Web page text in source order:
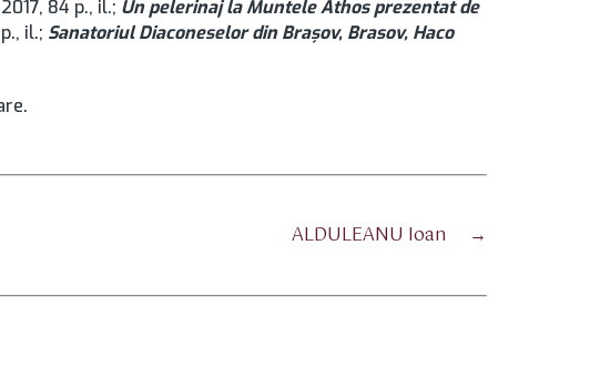
84 p., il.; Un pelerinaj la Muntele Athos prezentat de
il.; Sanatoriul Diaconeselor din Brașov, Brasov, Haco
→
ALDULEANU Ioan